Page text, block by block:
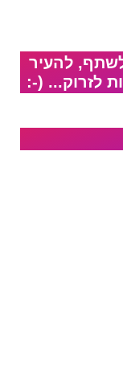
להעיר
לזרוק... (-: